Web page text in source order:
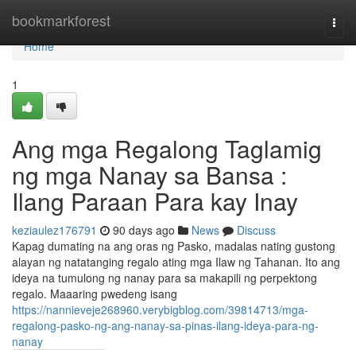
bookmarkforest
Home
Home
1
Ang mga Regalong Taglamig
ng mga Nanay sa Bansa :
Ilang Paraan Para kay Inay
keziaulez176791 90 days ago News
Discuss
Kapag dumating na ang oras ng Pasko, madalas nating gustong
alayan ng natatanging regalo ating mga Ilaw ng Tahanan. Ito ang
ideya na tumulong ng nanay para sa makapili ng perpektong
regalo. Maaaring pwedeng isang
https://nannieveje268960.verybigblog.com/39814713/mga-
regalong-pasko-ng-ang-nanay-sa-pinas-ilang-ideya-para-ng-
nanay